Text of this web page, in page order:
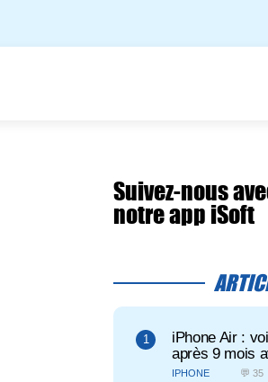
Suivez-nous
notre app iSoft
iPhone Air :
après 9 mois
IPHONE 💬 35